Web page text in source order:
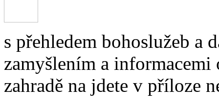
s přehledem bohoslužeb a
zamyšlením a informacemi
zahradě na jdete v příloze